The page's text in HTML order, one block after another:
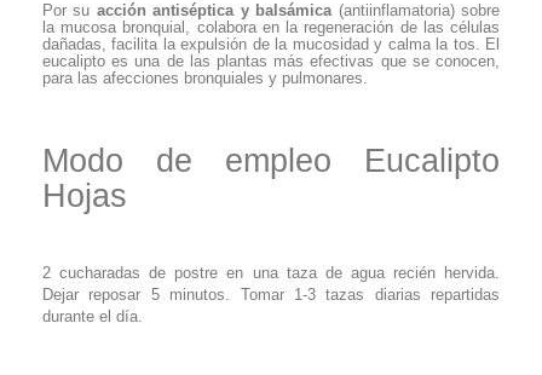
Por su acción antiséptica y balsámica(antiinflamatoria) sobre
la mucosa bronquial, colabora en la regeneración de las células
dañadas, facilita la expulsión de la mucosidad y calma la tos. El
eucalipto es una de las plantas más efectivas que se conocen,
para las afecciones bronquiales y pulmonares.
Modo de empleo Eucalipto
Hojas
2 cucharadas de postre en una taza de agua recién hervida.
Dejar reposar 5 minutos. Tomar 1-3 tazas diarias repartidas
durante el día.